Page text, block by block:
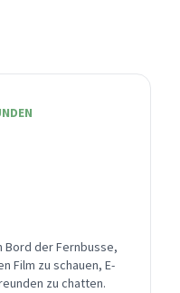
Bord der Fernbusse,
Film zu schauen, E-
zu chatten.